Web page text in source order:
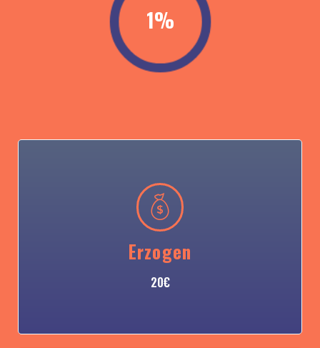
1%
Erzogen
20€